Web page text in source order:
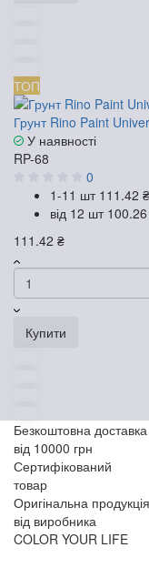
ТОП
Грунт Rino Paint
У наявності
RP-68
0
1-11 шт 111.42 ₴
від 12 шт
111.42 ₴
Купити
Безкоштовна доставка
від 10000 грн
Сертифікований
товар
Оригінальна продукція
від виробника
COLOR YOUR LIFE